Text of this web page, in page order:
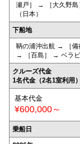
瀬戸］ → ［大久野
（日本）
下船地
鞆の浦沖出航 → ［備
→ ［百島］ → ベラビ
クルーズ代金
1名代金（2名1室利用）
基本代金
¥600,000～
乗船日